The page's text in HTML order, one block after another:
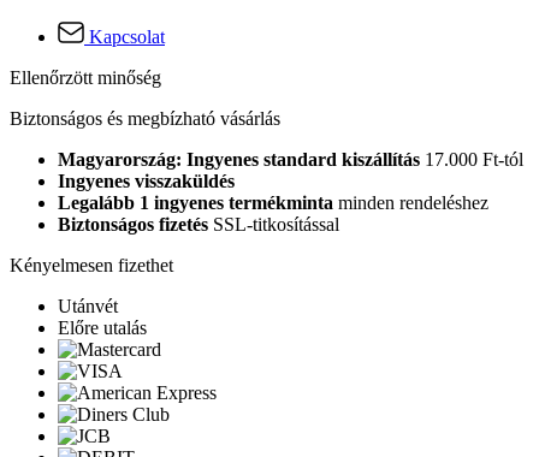
Kapcsolat
Ellenőrzött minőség
Biztonságos és megbízható vásárlás
Magyarország: Ingyenes standard kiszállítás 17.000 Ft-tól
Ingyenes visszaküldés
Legalább 1 ingyenes termékminta minden rendeléshez
Biztonságos fizetés SSL-titkosítással
Kényelmesen fizethet
Utánvét
Előre utalás